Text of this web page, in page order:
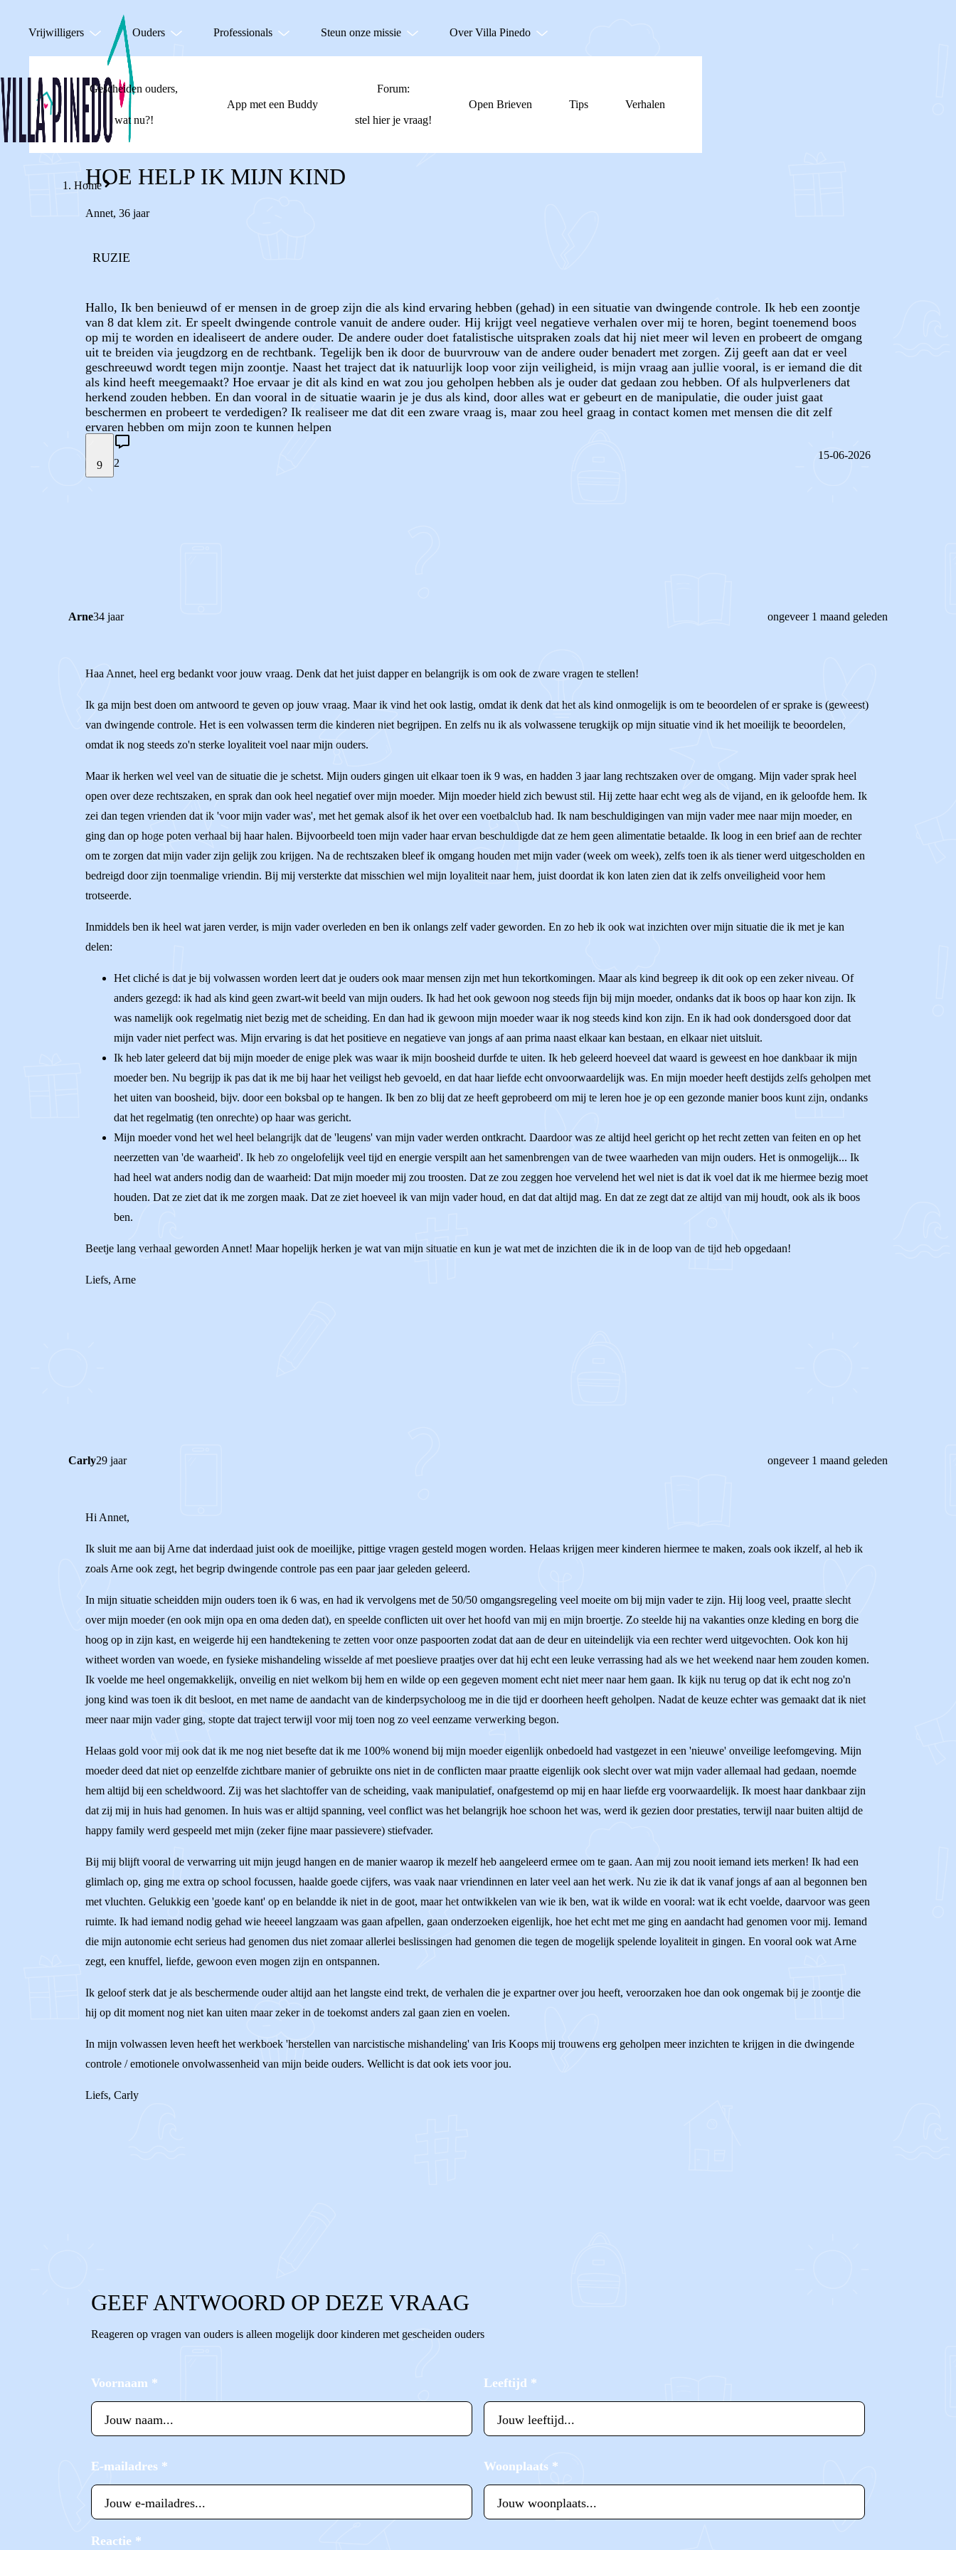
Vrijwilligers Ouders Professionals Steun onze missie Over Villa Pinedo
Gescheiden ouders,
wat nu?!
App met een Buddy
Forum:
stel hier je vraag!
Open Brieven Tips Verhalen
Home
HOE HELP IK MIJN KIND
Annet, 36 jaar
RUZIE
Hallo, Ik ben benieuwd of er mensen in de groep zijn die als kind ervaring hebben (gehad) in een situatie van dwingende controle. Ik heb een zoontje
van 8 dat klem zit. Er speelt dwingende controle vanuit de andere ouder. Hij krijgt veel negatieve verhalen over mij te horen, begint toenemend boos
op mij te worden en idealiseert de andere ouder. De andere ouder doet fatalistische uitspraken zoals dat hij niet meer wil leven en probeert de omgang
uit te breiden via jeugdzorg en de rechtbank. Tegelijk ben ik door de buurvrouw van de andere ouder benadert met zorgen. Zij geeft aan dat er veel
geschreeuwd wordt tegen mijn zoontje. Naast het traject dat ik natuurlijk loop voor zijn veiligheid, is mijn vraag aan jullie vooral, is er iemand die dit
als kind heeft meegemaakt? Hoe ervaar je dit als kind en wat zou jou geholpen hebben als je ouder dat gedaan zou hebben. Of als hulpverleners dat
herkend zouden hebben. En dan vooral in de situatie waarin je je dus als kind, door alles wat er gebeurt en de manipulatie, die ouder juist gaat
beschermen en probeert te verdedigen? Ik realiseer me dat dit een zware vraag is, maar zou heel graag in contact komen met mensen die dit zelf
ervaren hebben om mijn zoon te kunnen helpen
9 2
15-06-2026
Arne34 jaar ongeveer 1 maand geleden
Haa Annet, heel erg bedankt voor jouw vraag. Denk dat het juist dapper en belangrijk is om ook de zware vragen te stellen!
Ik ga mijn best doen om antwoord te geven op jouw vraag. Maar ik vind het ook lastig, omdat ik denk dat het als kind onmogelijk is om te beoordelen of er sprake is (geweest)
van dwingende controle. Het is een volwassen term die kinderen niet begrijpen. En zelfs nu ik als volwassene terugkijk op mijn situatie vind ik het moeilijk te beoordelen,
omdat ik nog steeds zo'n sterke loyaliteit voel naar mijn ouders.
Maar ik herken wel veel van de situatie die je schetst. Mijn ouders gingen uit elkaar toen ik 9 was, en hadden 3 jaar lang rechtszaken over de omgang. Mijn vader sprak heel
open over deze rechtszaken, en sprak dan ook heel negatief over mijn moeder. Mijn moeder hield zich bewust stil. Hij zette haar echt weg als de vijand, en ik geloofde hem. Ik
zei dan tegen vrienden dat ik 'voor mijn vader was', met het gemak alsof ik het over een voetbalclub had. Ik nam beschuldigingen van mijn vader mee naar mijn moeder, en
ging dan op hoge poten verhaal bij haar halen. Bijvoorbeeld toen mijn vader haar ervan beschuldigde dat ze hem geen alimentatie betaalde. Ik loog in een brief aan de rechter
om te zorgen dat mijn vader zijn gelijk zou krijgen. Na de rechtszaken bleef ik omgang houden met mijn vader (week om week), zelfs toen ik als tiener werd uitgescholden en
bedreigd door zijn toenmalige vriendin. Bij mij versterkte dat misschien wel mijn loyaliteit naar hem, juist doordat ik kon laten zien dat ik zelfs onveiligheid voor hem
trotseerde.
Inmiddels ben ik heel wat jaren verder, is mijn vader overleden en ben ik onlangs zelf vader geworden. En zo heb ik ook wat inzichten over mijn situatie die ik met je kan
delen:
Het cliché is dat je bij volwassen worden leert dat je ouders ook maar mensen zijn met hun tekortkomingen. Maar als kind begreep ik dit ook op een zeker niveau. Of
anders gezegd: ik had als kind geen zwart-wit beeld van mijn ouders. Ik had het ook gewoon nog steeds fijn bij mijn moeder, ondanks dat ik boos op haar kon zijn. Ik
was namelijk ook regelmatig niet bezig met de scheiding. En dan had ik gewoon mijn moeder waar ik nog steeds kind kon zijn. En ik had ook dondersgoed door dat
mijn vader niet perfect was. Mijn ervaring is dat het positieve en negatieve van jongs af aan prima naast elkaar kan bestaan, en elkaar niet uitsluit.
Ik heb later geleerd dat bij mijn moeder de enige plek was waar ik mijn boosheid durfde te uiten. Ik heb geleerd hoeveel dat waard is geweest en hoe dankbaar ik mijn
moeder ben. Nu begrijp ik pas dat ik me bij haar het veiligst heb gevoeld, en dat haar liefde echt onvoorwaardelijk was. En mijn moeder heeft destijds zelfs geholpen met
het uiten van boosheid, bijv. door een boksbal op te hangen. Ik ben zo blij dat ze heeft geprobeerd om mij te leren hoe je op een gezonde manier boos kunt zijn, ondanks
dat het regelmatig (ten onrechte) op haar was gericht.
Mijn moeder vond het wel heel belangrijk dat de 'leugens' van mijn vader werden ontkracht. Daardoor was ze altijd heel gericht op het recht zetten van feiten en op het
neerzetten van 'de waarheid'. Ik heb zo ongelofelijk veel tijd en energie verspilt aan het samenbrengen van de twee waarheden van mijn ouders. Het is onmogelijk... Ik
had heel wat anders nodig dan de waarheid: Dat mijn moeder mij zou troosten. Dat ze zou zeggen hoe vervelend het wel niet is dat ik voel dat ik me hiermee bezig moet
houden. Dat ze ziet dat ik me zorgen maak. Dat ze ziet hoeveel ik van mijn vader houd, en dat dat altijd mag. En dat ze zegt dat ze altijd van mij houdt, ook als ik boos
ben.
Beetje lang verhaal geworden Annet! Maar hopelijk herken je wat van mijn situatie en kun je wat met de inzichten die ik in de loop van de tijd heb opgedaan!
Liefs, Arne
Carly29 jaar ongeveer 1 maand geleden
Hi Annet,
Ik sluit me aan bij Arne dat inderdaad juist ook de moeilijke, pittige vragen gesteld mogen worden. Helaas krijgen meer kinderen hiermee te maken, zoals ook ikzelf, al heb ik
zoals Arne ook zegt, het begrip dwingende controle pas een paar jaar geleden geleerd.
In mijn situatie scheidden mijn ouders toen ik 6 was, en had ik vervolgens met de 50/50 omgangsregeling veel moeite om bij mijn vader te zijn. Hij loog veel, praatte slecht
over mijn moeder (en ook mijn opa en oma deden dat), en speelde conflicten uit over het hoofd van mij en mijn broertje. Zo steelde hij na vakanties onze kleding en borg die
hoog op in zijn kast, en weigerde hij een handtekening te zetten voor onze paspoorten zodat dat aan de deur en uiteindelijk via een rechter werd uitgevochten. Ook kon hij
witheet worden van woede, en fysieke mishandeling wisselde af met poeslieve praatjes over dat hij echt een leuke verrassing had als we het weekend naar hem zouden komen.
Ik voelde me heel ongemakkelijk, onveilig en niet welkom bij hem en wilde op een gegeven moment echt niet meer naar hem gaan. Ik kijk nu terug op dat ik echt nog zo'n
jong kind was toen ik dit besloot, en met name de aandacht van de kinderpsycholoog me in die tijd er doorheen heeft geholpen. Nadat de keuze echter was gemaakt dat ik niet
meer naar mijn vader ging, stopte dat traject terwijl voor mij toen nog zo veel eenzame verwerking begon.
Helaas gold voor mij ook dat ik me nog niet besefte dat ik me 100% wonend bij mijn moeder eigenlijk onbedoeld had vastgezet in een 'nieuwe' onveilige leefomgeving. Mijn
moeder deed dat niet op eenzelfde zichtbare manier of gebruikte ons niet in de conflicten maar praatte eigenlijk ook slecht over wat mijn vader allemaal had gedaan, noemde
hem altijd bij een scheldwoord. Zij was het slachtoffer van de scheiding, vaak manipulatief, onafgestemd op mij en haar liefde erg voorwaardelijk. Ik moest haar dankbaar zijn
dat zij mij in huis had genomen. In huis was er altijd spanning, veel conflict was het belangrijk hoe schoon het was, werd ik gezien door prestaties, terwijl naar buiten altijd de
happy family werd gespeeld met mijn (zeker fijne maar passievere) stiefvader.
Bij mij blijft vooral de verwarring uit mijn jeugd hangen en de manier waarop ik mezelf heb aangeleerd ermee om te gaan. Aan mij zou nooit iemand iets merken! Ik had een
glimlach op, ging me extra op school focussen, haalde goede cijfers, was vaak naar vriendinnen en later veel aan het werk. Nu zie ik dat ik vanaf jongs af aan al begonnen ben
met vluchten. Gelukkig een 'goede kant' op en belandde ik niet in de goot, maar het ontwikkelen van wie ik ben, wat ik wilde en vooral: wat ik echt voelde, daarvoor was geen
ruimte. Ik had iemand nodig gehad wie heeeel langzaam was gaan afpellen, gaan onderzoeken eigenlijk, hoe het echt met me ging en aandacht had genomen voor mij. Iemand
die mijn autonomie echt serieus had genomen dus niet zomaar allerlei beslissingen had genomen die tegen de mogelijk spelende loyaliteit in gingen. En vooral ook wat Arne
zegt, een knuffel, liefde, gewoon even mogen zijn en ontspannen.
Ik geloof sterk dat je als beschermende ouder altijd aan het langste eind trekt, de verhalen die je expartner over jou heeft, veroorzaken hoe dan ook ongemak bij je zoontje die
hij op dit moment nog niet kan uiten maar zeker in de toekomst anders zal gaan zien en voelen.
In mijn volwassen leven heeft het werkboek 'herstellen van narcistische mishandeling' van Iris Koops mij trouwens erg geholpen meer inzichten te krijgen in die dwingende
controle / emotionele onvolwassenheid van mijn beide ouders. Wellicht is dat ook iets voor jou.
Liefs, Carly
GEEF ANTWOORD OP DEZE VRAAG
Reageren op vragen van ouders is alleen mogelijk door kinderen met gescheiden ouders
Voornaam * Leeftijd *
E-mailadres * Woonplaats *
Reactie *